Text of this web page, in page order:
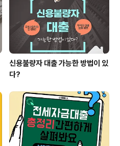
신용불량자 대출 가능한 방법이 있
다?